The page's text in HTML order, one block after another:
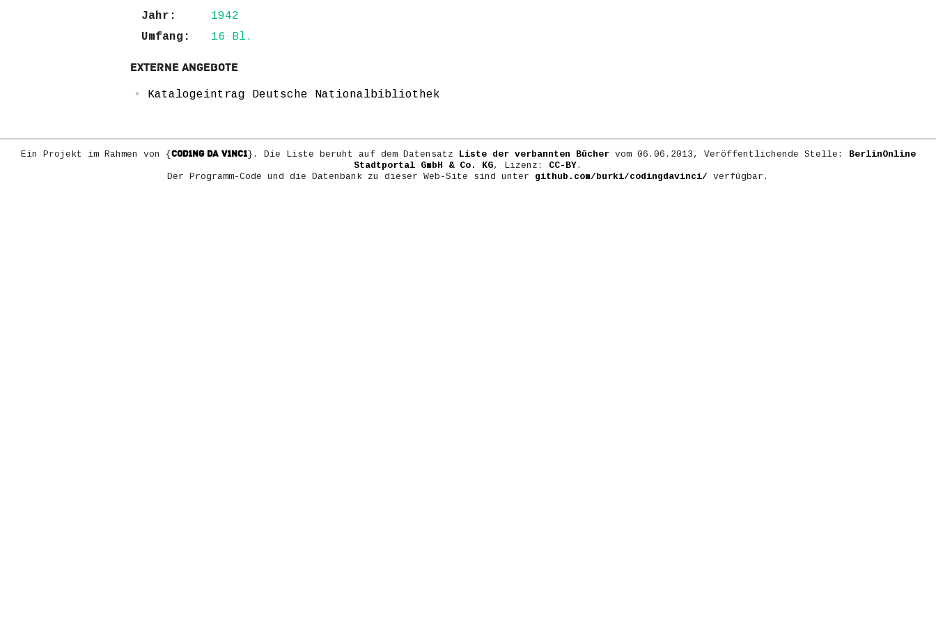
Jahr:
1942
Umfang:
16 Bl.
Externe Angebote
Katalogeintrag Deutsche Nationalbibliothek
Ein Projekt im Rahmen von {COD1NG DA V1NC1}. Die Liste beruht auf dem Datensatz Liste der verbannten Büchervom 06.06.2013, Veröffentlichende Stelle: BerlinOnline
Stadtportal GmbH & Co. KG, Lizenz: CC-BY.
Der Programm-Code und die Datenbank zu dieser Web-Site sind unter github.com/burki/codingdavinci/ verfügbar.